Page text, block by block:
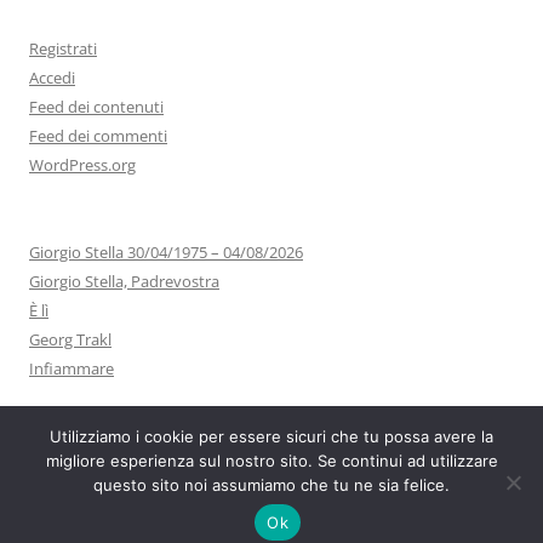
Registrati
Accedi
Feed dei contenuti
Feed dei commenti
WordPress.org
Giorgio Stella 30/04/1975 – 04/08/2026
Giorgio Stella, Padrevostra
È lì
Georg Trakl
Infiammare
Utilizziamo i cookie per essere sicuri che tu possa avere la
migliore esperienza sul nostro sito. Se continui ad utilizzare
questo sito noi assumiamo che tu ne sia felice.
Ok